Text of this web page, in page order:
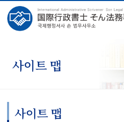
사이트 맵
사이트 맵